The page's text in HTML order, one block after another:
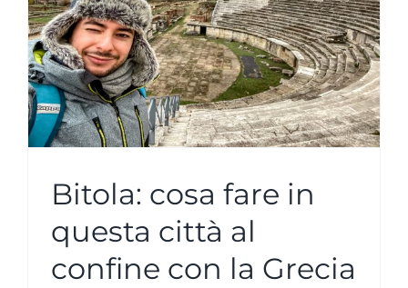
Bitola: cosa fare in
questa città al
confine con la Grecia